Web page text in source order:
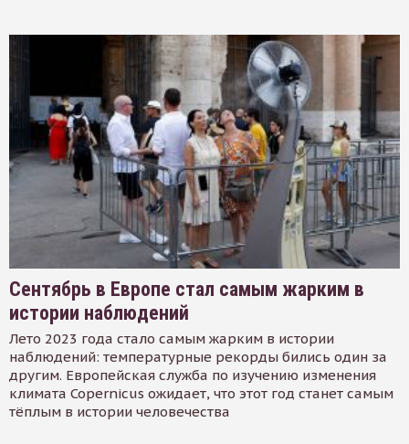
Сентябрь в Европе стал самым жарким в
истории наблюдений
Лето 2023 года стало самым жарким в истории
наблюдений: температурные рекорды бились один за
другим. Европейская служба по изучению изменения
климата Copernicus ожидает, что этот год станет самым
тёплым в истории человечества